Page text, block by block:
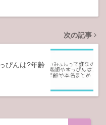
次の記事
ぴんは?年齢